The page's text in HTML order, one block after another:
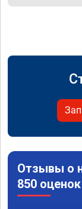
Отзывы о
850 оценок